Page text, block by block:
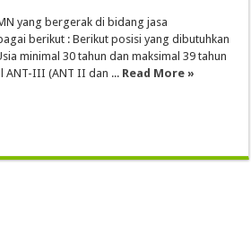
yang bergerak di bidang jasa
berikut : Berikut posisi yang dibutuhkan
minimal 30 tahun dan maksimal 39 tahun
ANT-III (ANT II dan ... Read More »